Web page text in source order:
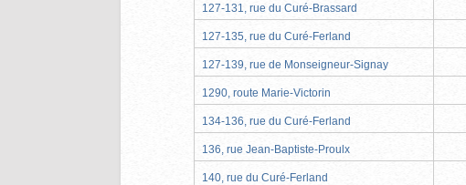
127-131, rue du Curé-Brassard
127-135, rue du Curé-Ferland
127-139, rue de Monseigneur-Signay
1290, route Marie-Victorin
134-136, rue du Curé-Ferland
136, rue Jean-Baptiste-Proulx
140, rue du Curé-Ferland